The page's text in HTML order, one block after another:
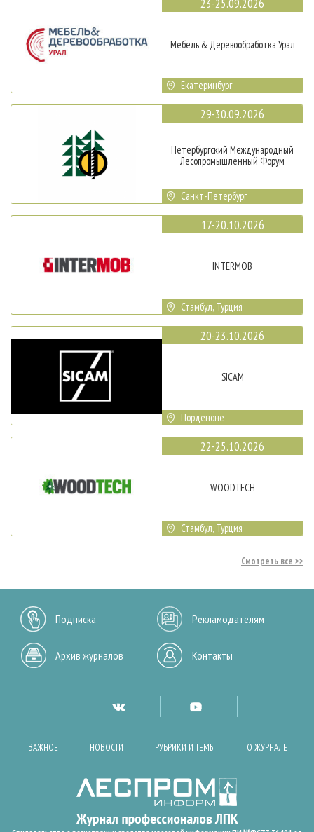
23-25.09.2026
Мебель & Деревообработка Урал
Екатеринбург
29-30.09.2026
Петербургский Международный
Лесопромышленный Форум
Санкт-Петербург
17-20.10.2026
INTERMOB
Стамбул, Турция
20-23.10.2026
SICAM
Порденоне
22-25.10.2026
WOODTECH
Стамбул, Турция
Смотреть все
Подписка Рекламодателям
Архив журналов Контакты
ВАЖНОЕ НОВОСТИ РУБРИКИ И ТЕМЫ О ЖУРНАЛЕ